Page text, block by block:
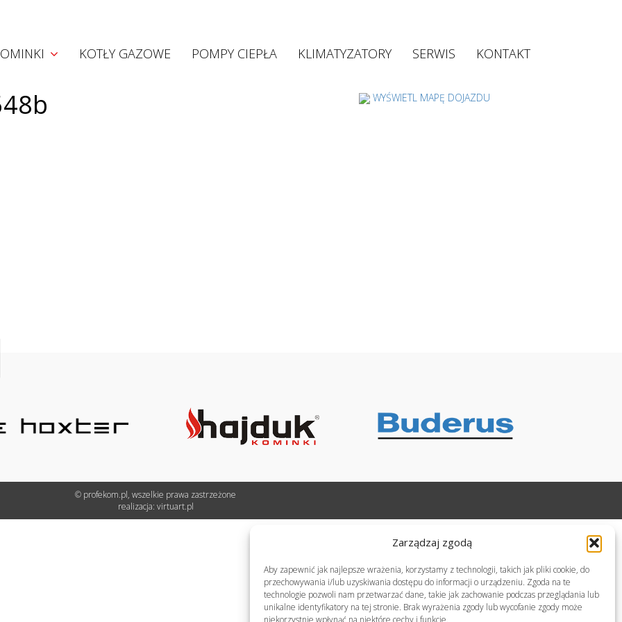
Zarządzaj zgodą
Aby zapewnić jak najlepsze wrażenia, korzystamy z technologii, takich jak pliki cookie, do
przechowywania i/lub uzyskiwania dostępu do informacji o urządzeniu. Zgoda na te
technologie pozwoli nam przetwarzać dane, takie jak zachowanie podczas przeglądania lub
unikalne identyfikatory na tej stronie. Brak wyrażenia zgody lub wycofanie zgody może
niekorzystnie wpłynąć na niektóre cechy i funkcje.
KOTŁY GAZOWE POMPY CIEPŁA KLIMATYZATORY SERWIS KONTAKT
WYŚWIETL MAPĘ DOJAZDU
© profekom.pl, wszelkie prawa zastrzeżone
realizacja: virtuart.pl
Kominki akumulacyjne